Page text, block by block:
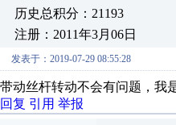
历史总积分：21193
注册：2011年3月06日
发表于：2019-07-29 08:55:28
带动丝杆转动不会有问题，我
回复 引用 举报